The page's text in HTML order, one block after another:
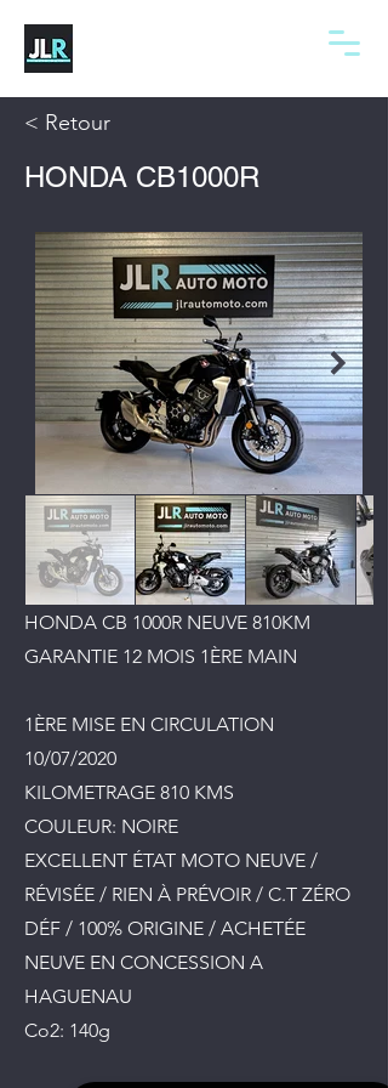
< Retour
HONDA CB1000R
HONDA CB 1000R NEUVE 810KM
GARANTIE 12 MOIS 1ÈRE MAIN
1ÈRE MISE EN CIRCULATION
10/07/2020
KILOMETRAGE 810 KMS
COULEUR: NOIRE
EXCELLENT ÉTAT MOTO NEUVE /
RÉVISÉE / RIEN À PRÉVOIR / C.T ZÉRO
DÉF / 100% ORIGINE / ACHETÉE
NEUVE EN CONCESSION A
HAGUENAU
Co2: 140g